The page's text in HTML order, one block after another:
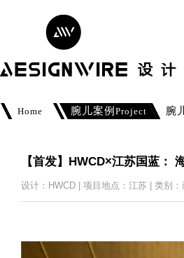
Home 腕儿案例 Project 腕
【首发】HWCD×江苏国蓝：
设计：HWCD | 项目地点：江苏 | 类别